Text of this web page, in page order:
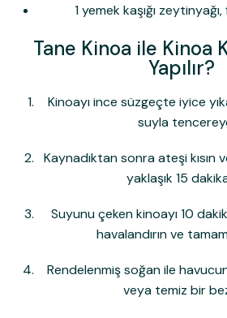
1 yemek kaşığı
Tane Kinoa ile Kinoa
Yapılır?
Kinoayı ince süzgeçte iyice
suyla
Kaynadıktan sonra ateşi kısın
yaklaşık 15
Suyunu çeken kinoayı 10
havalandırın ve
Rendelenmiş soğan ile
veya temiz bir